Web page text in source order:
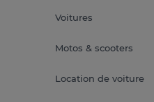
Voitures
Motos & scooters
Location de voiture